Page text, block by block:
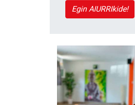
Egin AIURRIkide!